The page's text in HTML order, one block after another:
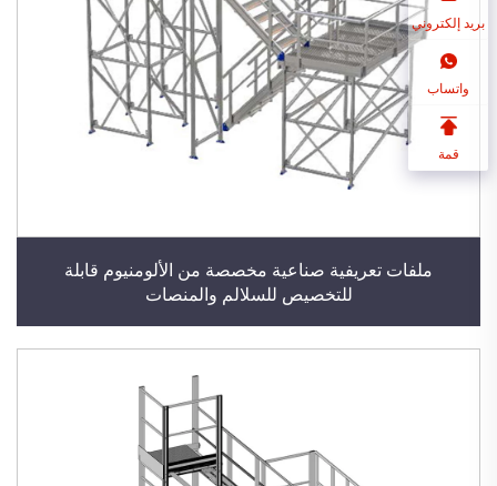
ملفات تعريفية صناعية مخصصة من الألومنيوم قابلة
للتخصيص للسلالم والمنصات
بريد إلكتروني
واتساب
قمة